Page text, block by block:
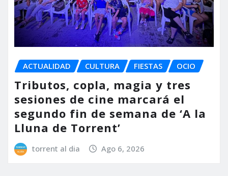
ACTUALIDAD CULTURA FIESTAS OCIO
Tributos, copla, magia y tres
sesiones de cine marcará el
segundo fin de semana de ‘A la
Lluna de Torrent’
torrent al dia Ago 6, 2026